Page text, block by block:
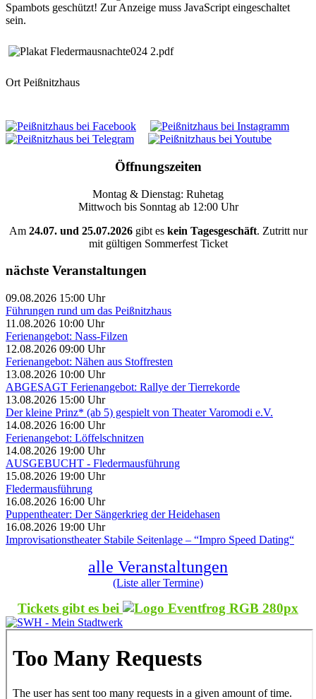
Spambots geschützt! Zur Anzeige muss JavaScript eingeschaltet
sein.
Ort Peißnitzhaus
Öffnungszeiten
Montag & Dienstag: Ruhetag
Mittwoch bis Sonntag ab 12:00 Uhr
Am 24.07. und 25.07.2026gibt eskein Tagesgeschäft. Zutritt nur
mit gültigen Sommerfest Ticket
nächste Veranstaltungen
09.08.2026 15:00 Uhr
Führungen rund um das Peißnitzhaus
11.08.2026 10:00 Uhr
Ferienangebot: Nass-Filzen
12.08.2026 09:00 Uhr
Ferienangebot: Nähen aus Stoffresten
13.08.2026 10:00 Uhr
ABGESAGT Ferienangebot: Rallye der Tierrekorde
13.08.2026 15:00 Uhr
Der kleine Prinz* (ab 5) gespielt von Theater Varomodi e.V.
14.08.2026 16:00 Uhr
Ferienangebot: Löffelschnitzen
14.08.2026 19:00 Uhr
AUSGEBUCHT - Fledermausführung
15.08.2026 19:00 Uhr
Fledermausführung
16.08.2026 16:00 Uhr
Puppentheater: Der Sängerkrieg der Heidehasen
16.08.2026 19:00 Uhr
Improvisationstheater Stabile Seitenlage – “Impro Speed Dating“
alle Veranstaltungen
(Liste aller Termine)
Tickets gibt es bei